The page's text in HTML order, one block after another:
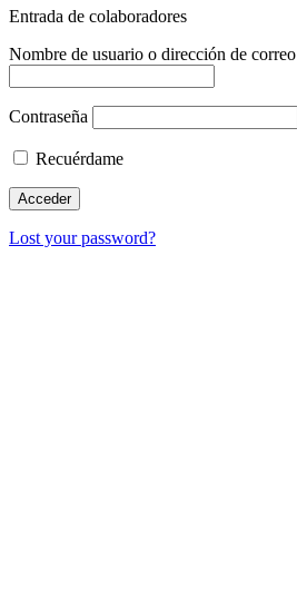
Entrada de colaboradores
Nombre de usuario o dirección de correo
Contraseña
Recuérdame
Lost your password?